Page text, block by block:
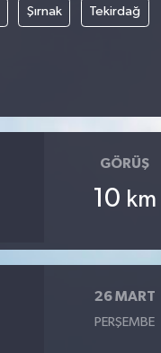
Şırnak Tekirdağ
GÖRÜŞ
10 km
26 MART
PERŞEMBE